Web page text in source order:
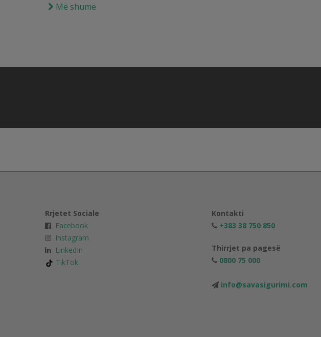
Më shumë
Rrjetet Sociale
Facebook
Instagram
LinkedIn
TikTok
Kontakti
+383 38 750 850
Thirrjet pa pagesë
0800 75 000
info@savasigurimi.com